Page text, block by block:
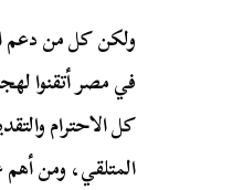
ولكن كل من دعم
في مصر أتقنوا
كل الاحترام
المتلقي، ومن أهم